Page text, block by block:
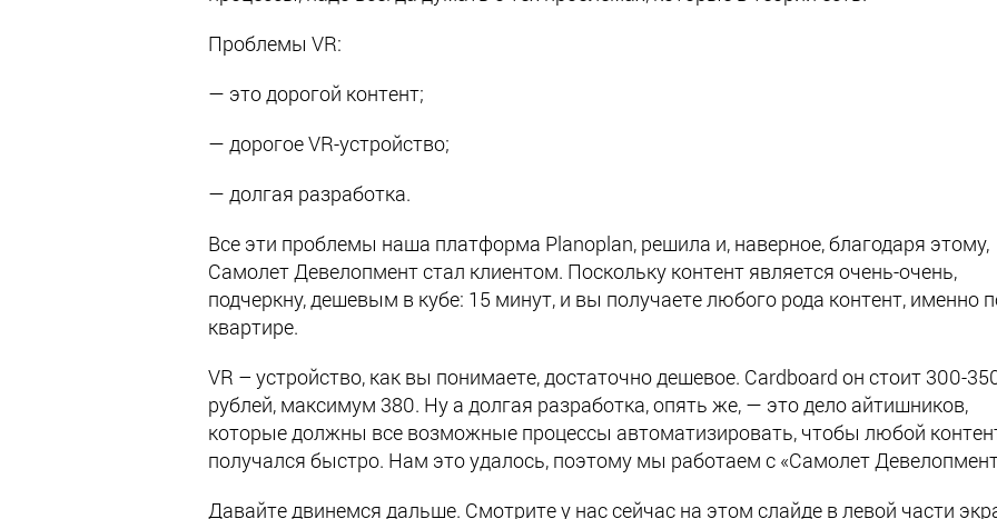
Проблемы VR:
— это дорогой контент;
— дорогое VR-устройство;
— долгая разработка.
Все эти проблемы наша платформа Planoplan, решила и, наверное, благодаря этому,
Самолет Девелопмент стал клиентом. Поскольку контент является очень-очень,
подчеркну, дешевым в кубе: 15 минут, и вы получаете любого рода контент, именно
квартире.
VR – устройство, как вы понимаете, достаточно дешевое. Cardboard он стоит 300-
рублей, максимум 380. Ну а долгая разработка, опять же, — это дело айтишников,
которые должны все возможные процессы автоматизировать, чтобы любой
получался быстро. Нам это удалось, поэтому мы работаем с «Самолет
Давайте двинемся дальше. Смотрите у нас сейчас на этом слайде в левой части